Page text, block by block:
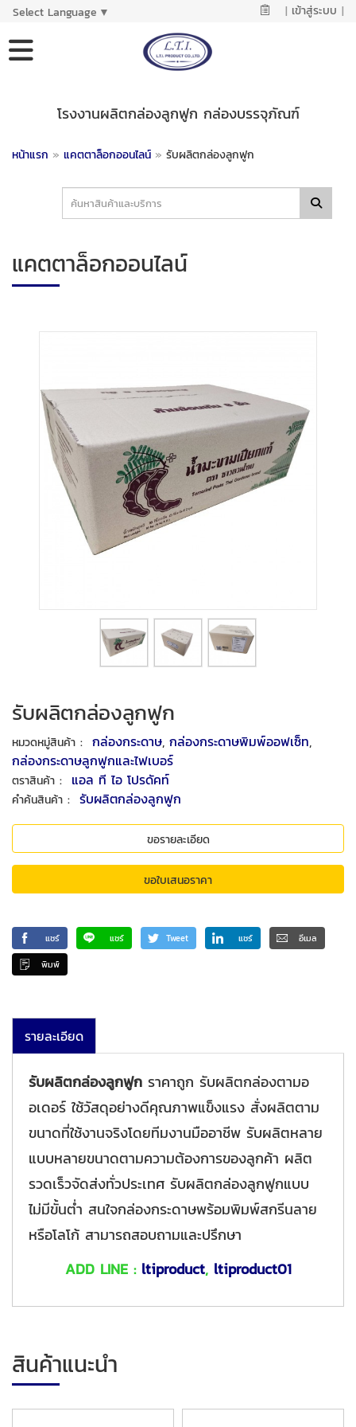
Select Language ▼ | เข้าสู่ระบบ |
โรงงานผลิตกล่องลูกฟูก กล่องบรรจุภัณฑ์
หน้าแรก » แคตตาล็อกออนไลน์ » รับผลิตกล่องลูกฟูก
แคตตาล็อกออนไลน์
รับผลิตกล่องลูกฟูก
หมวดหมู่สินค้า : กล่องกระดาษ, กล่องกระดาษพิมพ์ออฟเซ็ท,
กล่องกระดาษลูกฟูกและไฟเบอร์
ตราสินค้า : แอล ที ไอ โปรดัคท์
คำค้นสินค้า : รับผลิตกล่องลูกฟูก
ขอรายละเอียด
ขอใบเสนอราคา
แชร์ แชร์ Tweet แชร์ อีเมล
พิมพ์
รายละเอียด
รับผลิตกล่องลูกฟูก ราคาถูก รับผลิตกล่องตามอ
อเดอร์ ใช้วัสดุอย่างดีคุณภาพแข็งแรง สั่งผลิตตาม
ขนาดที่ใช้งานจริงโดยทีมงานมืออาชีพ รับผลิตหลาย
แบบหลายขนาดตามความต้องการของลูกค้า ผลิต
รวดเร็วจัดส่งทั่วประเทศ รับผลิตกล่องลูกฟูกแบบ
ไม่มีขั้นต่ำ สนใจกล่องกระดาษพร้อมพิมพ์สกรีนลาย
หรือโลโก้ สามารถสอบถามและปรึกษา
ADD LINE : ltiproduct, ltiproduct01
สินค้าแนะนำ